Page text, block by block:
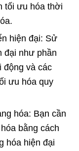
tối ưu hóa thời
hiện đại: Sử
đại như phần
động và các
ưu hóa quy
hóa: Bạn cần
bằng cách
hóa hiện đại